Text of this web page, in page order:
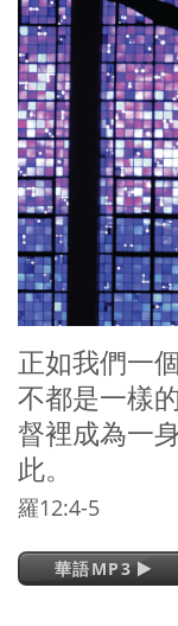
正如我們一
不都是一樣
督裡成為一
此。
羅12:4-5
華語MP3